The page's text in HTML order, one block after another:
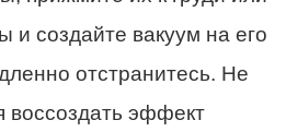
и создайте вакуум на его
отстранитесь. Не
воссоздать эффект